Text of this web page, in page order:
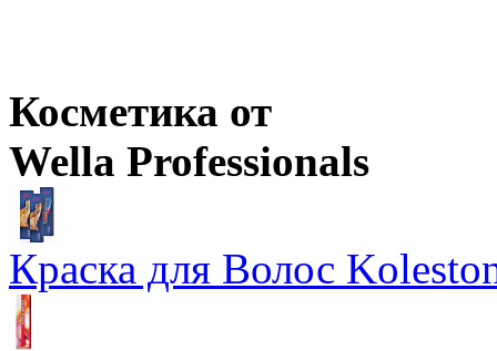
Косметика от
Wella Professionals
Краска для Волос